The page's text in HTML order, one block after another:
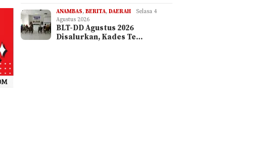
ANAMBAS,BERITA,DAERAH
Selasa 4
Agustus 2026
BLT-DD Agustus 2026
Disalurkan, Kades Te…